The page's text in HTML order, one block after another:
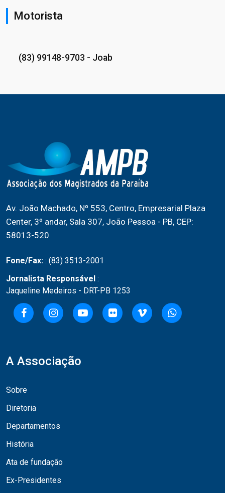
Motorista
(83) 99148-9703 - Joab
Av. João Machado, Nº 553, Centro, Empresarial Plaza
Center, 3º andar, Sala 307, João Pessoa - PB, CEP:
58013-520
Fone/Fax: : (83) 3513-2001
Jornalista Responsável :
Jaqueline Medeiros - DRT-PB 1253
A Associação
Sobre
Diretoria
Departamentos
História
Ata de fundação
Ex-Presidentes